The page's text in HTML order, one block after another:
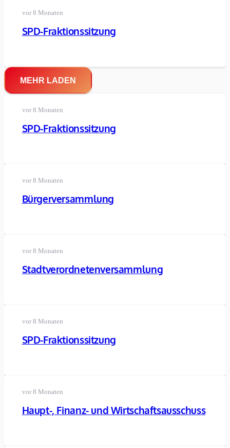
vor 8 Monaten
SPD-Fraktionssitzung
MEHR LADEN
vor 8 Monaten
SPD-Fraktionssitzung
vor 8 Monaten
Bürgerversammlung
vor 8 Monaten
Stadtverordnetenversammlung
vor 8 Monaten
SPD-Fraktionssitzung
vor 8 Monaten
Haupt-, Finanz- und Wirtschaftsausschuss